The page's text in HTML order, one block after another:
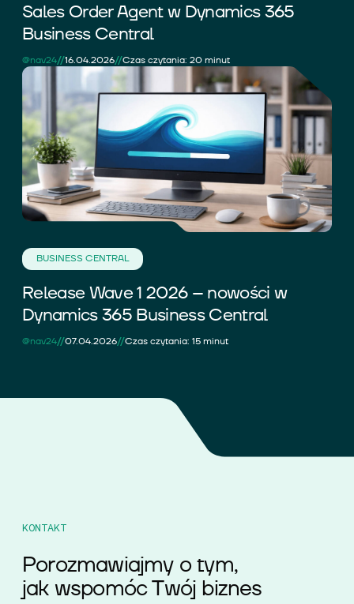
Sales Order Agent w Dynamics 365
Business Central
@nav24//16.04.2026//Czas czytania: 20 minut
BUSINESS CENTRAL
Release Wave 1 2026 – nowości w
Dynamics 365 Business Central
@nav24//07.04.2026//Czas czytania: 15 minut
KONTAKT
Porozmawiajmy o tym,
jak wspomóc Twój biznes